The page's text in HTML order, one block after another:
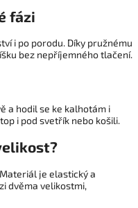
fázi
i po porodu. Díky pružnému
bez nepříjemného tlačení.
a hodil se ke kalhotám i
i pod svetřík nebo košili.
je elastický a
dvěma velikostmi,